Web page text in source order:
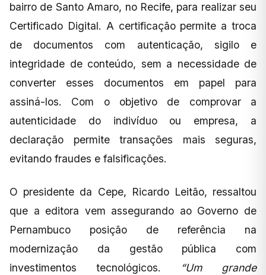
bairro de Santo Amaro, no Recife, para realizar seu
Certificado Digital. A certificação permite a troca
de documentos com autenticação, sigilo e
integridade de conteúdo, sem a necessidade de
converter esses documentos em papel para
assiná-los. Com o objetivo de comprovar a
autenticidade do indivíduo ou empresa, a
declaração permite transações mais seguras,
evitando fraudes e falsificações.
O presidente da Cepe, Ricardo Leitão, ressaltou
que a editora vem assegurando ao Governo de
Pernambuco posição de referência na
modernização da gestão pública com
investimentos tecnológicos.
“Um grande